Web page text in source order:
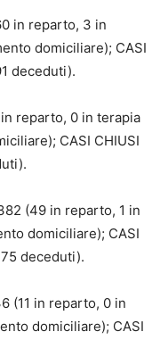
in reparto, 3 in
domiciliare); CASI
deceduti).
reparto, 0 in terapia
CASI CHIUSI
(49 in reparto, 1 in
domiciliare); CASI
deceduti).
(11 in reparto, 0 in
domiciliare); CASI